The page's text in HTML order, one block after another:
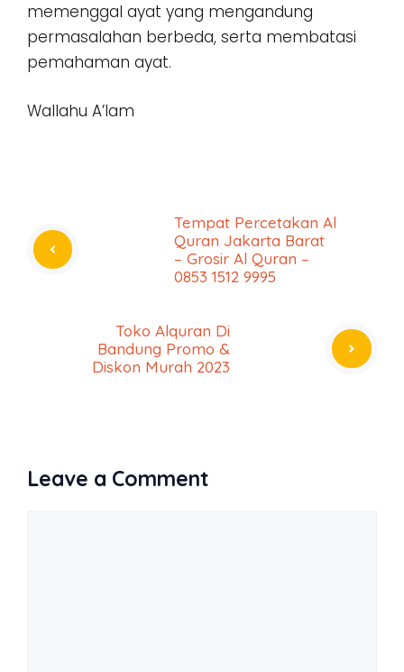
memenggal ayat yang mengandung
permasalahan berbeda, serta membatasi
pemahaman ayat.
Wallahu A’lam
Tempat Percetakan Al
Quran Jakarta Barat
– Grosir Al Quran –
0853 1512 9995
Toko Alquran Di
Bandung Promo &
Diskon Murah 2023
Leave a Comment